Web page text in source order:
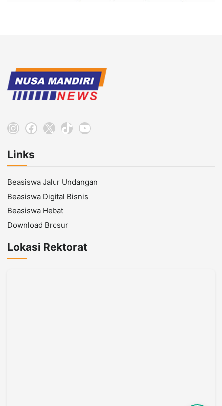
Instagram
Facebook
X TikTokYouTube
Links
Beasiswa Jalur Undangan
Beasiswa Digital Bisnis
Beasiswa Hebat
Download Brosur
Lokasi Rektorat